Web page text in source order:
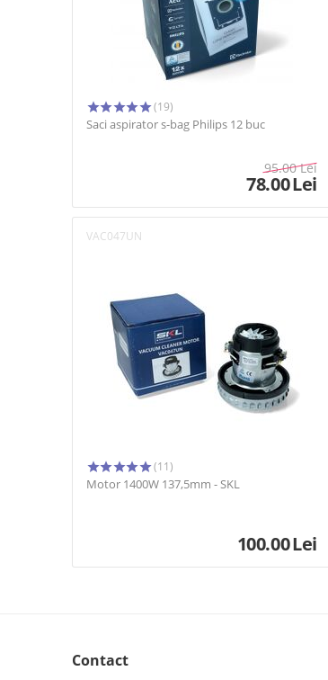
(19)
Saci aspirator s-bag Philips 12 buc
95.00 Lei
78.00Lei
VAC047UN
(11)
Motor 1400W 137,5mm - SKL
100.00Lei
Contact